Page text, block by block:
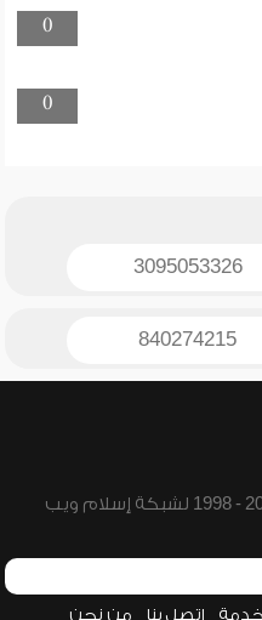
0
0
3095053326
840274215
اتصل بنا من نحن